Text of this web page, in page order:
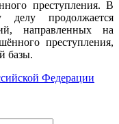
преступления. В
продолжается
направленных на
преступления,
базы.
Федерации